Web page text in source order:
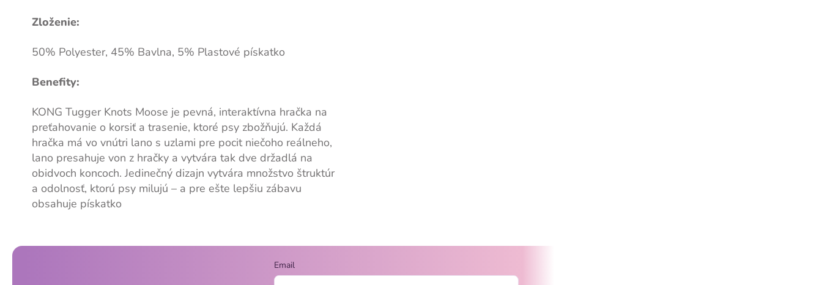
Zloženie:
50% Polyester, 45% Bavlna, 5% Plastové pískatko
Benefity:
KONG Tugger Knots Moose je pevná, interaktívna hračka na
preťahovanie o korsiť a trasenie, ktoré psy zbožňujú. Každá
hračka má vo vnútri lano s uzlami pre pocit niečoho reálneho,
lano presahuje von z hračky a vytvára tak dve držadlá na
obidvoch koncoch. Jedinečný dizajn vytvára množstvo štruktúr
a odolnosť, ktorú psy milujú – a pre ešte lepšiu zábavu
obsahuje pískatko
Email